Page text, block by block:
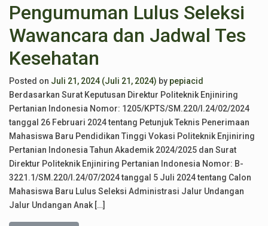
Pengumuman Lulus Seleksi
Wawancara dan Jadwal Tes
Kesehatan
Posted on Juli 21, 2024 (Juli 21, 2024) by pepiacid
Berdasarkan Surat Keputusan Direktur Politeknik Enjiniring
Pertanian Indonesia Nomor: 1205/KPTS/SM.220/I.24/02/2024
tanggal 26 Februari 2024 tentang Petunjuk Teknis Penerimaan
Mahasiswa Baru Pendidikan Tinggi Vokasi Politeknik Enjiniring
Pertanian Indonesia Tahun Akademik 2024/2025 dan Surat
Direktur Politeknik Enjiniring Pertanian Indonesia Nomor: B-
3221.1/SM.220/I.24/07/2024 tanggal 5 Juli 2024 tentang Calon
Mahasiswa Baru Lulus Seleksi Administrasi Jalur Undangan
Jalur Undangan Anak […]